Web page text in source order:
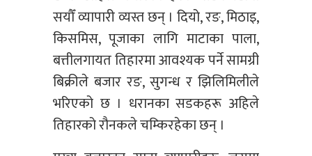
सयौँ व्यापारी व्यस्त छन् । दियो, रङ, मिठाइ,
किसमिस, पूजाका लागि माटाका पाला,
बत्तीलगायत तिहारमा आवश्यक पर्ने सामग्री
बिक्रीले बजार रङ, सुगन्ध र झिलिमिलीले
भरिएको छ । धरानका सडकहरू अहिले
तिहारको रौनकले चम्किरहेका छन् ।